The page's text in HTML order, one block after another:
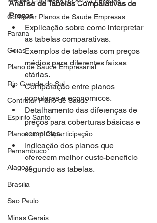
Contratar Planos de Saude Empresas
Parana
Goias
Plano de Saude Empresarial
Rio Grande do Sul
Contratar Plano de Saude
Espirito Santo
Planos com Coparticipação
Pernambuco
Alagoas
Brasilia
Sao Paulo
Minas Gerais
Análise de Tabelas Comparativas de
Preços
Explicação sobre como interpretar
as tabelas comparativas.
Exemplos de tabelas com preços
médios para diferentes faixas
etárias.
Comparação entre planos
populares e econômicos.
Detalhamento das diferenças de
preços para coberturas básicas e
completas.
Indicação dos planos que
oferecem melhor custo-benefício
segundo as tabelas.